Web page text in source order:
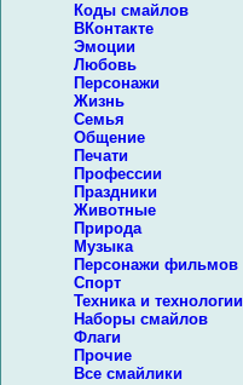
Коды смайлов
ВКонтакте
Эмоции
Любовь
Персонажи
Жизнь
Семья
Общение
Печати
Профессии
Праздники
Животные
Природа
Музыка
Персонажи фильмов
Спорт
Техника и технологии
Наборы смайлов
Флаги
Прочие
Все смайлики